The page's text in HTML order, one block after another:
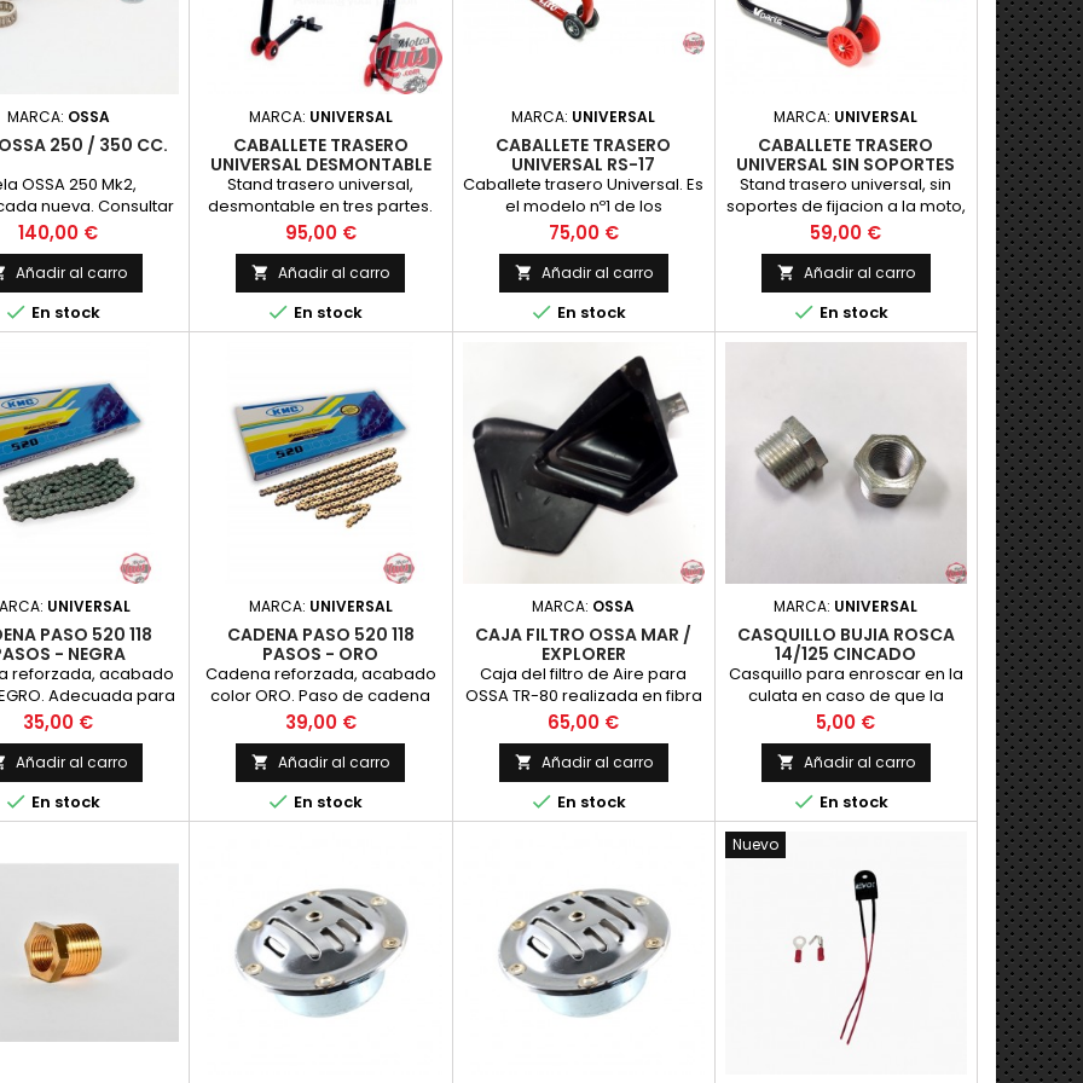
MARCA: OSSA
OSSA 250 / 350 CC.
OSSA 250 Mk2,
nueva. Consultar
de entrega.
Precio
140,00 €
Añadir al carro
 En stock
MARCA: UNIVERSAL
CABALLETE TRASERO
UNIVERSAL DESMONTABLE
CON SOPORTES
Stand trasero universal,
desmontable en tres partes.
Se entrega con adaptadores
de goma en L Montaje rápido
y fácil
Precio
95,00 €
 Añadir al carro
 En stock
MARCA: UNIVERSAL
CABALLETE TRASERO
UNIVERSAL RS-17
Caballete trasero Universal. Es
el modelo nº1 de los
caballetes Bike Lift, gracias a
su gran esta
Precio
75,00 €
 Añadir al carro
 En stock
MARCA: UNIVERSAL
CABALLETE TRASERO
UNIVERSAL SIN SOPORTES
Stand trasero universal, sin
soportes de fijacion a la moto,
para clasicas recomendamos
adaptadores en "L" para
levantar la moto por el
basculantel Color: negro
Precio
59,00 €
 Añadir al carro
 En stock
UNIVERSAL
PASO 520 118
- NEGRA
reforzada, acabado
Adecuada para
aplicaciones
trial,
se recomienda
todo tipo de
hasta 250 c..c.
cadena 520 (5/8 x 1/4
Precio
35,00 €
Añadir al carro
 En stock
MARCA: UNIVERSAL
CADENA PASO 520 118
PASOS - ORO
Cadena reforzada, acabado
color ORO. Paso de cadena
520 (5/8 x 1/4 pulgadas)
(15,875 x 6,48 mm)
Precio
39,00 €
 Añadir al carro
 En stock
MARCA: OSSA
CAJA FILTRO OSSA MAR /
EXPLORER
Caja del filtro de Aire para
OSSA TR-80 realizada en fibra
de vidrio, completa, incluye
tapa, en
Precio
65,00 €
 Añadir al carro
 En stock
MARCA: UNIVERSAL
CASQUILLO BUJIA ROSCA
14/125 CINCADO
Casquillo para enroscar en la
culata en caso de que la
rosca de la bujia se haya
pasado de rosca.
Precio
5,00 €
 Añadir al carro
 En stock
Nuevo